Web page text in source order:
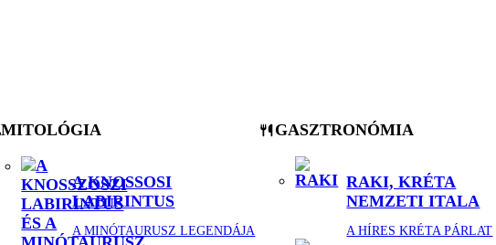
MITOLÓGIA
A KNOSSOSI
LABIRINTUS
A MINÓTAURUSZ LEGENDÁJA
GASZTRONÓMIA
RAKI, KRÉTA
NEMZETI ITALA
A HÍRES KRÉTA PÁRLAT